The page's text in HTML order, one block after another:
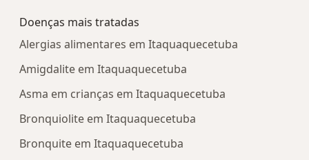
Doenças mais tratadas
Alergias alimentares em Itaquaquecetuba
Amigdalite em Itaquaquecetuba
Asma em crianças em Itaquaquecetuba
Bronquiolite em Itaquaquecetuba
Bronquite em Itaquaquecetuba